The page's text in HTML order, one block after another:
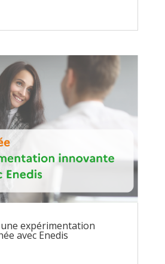
une expérimentation
avec Enedis